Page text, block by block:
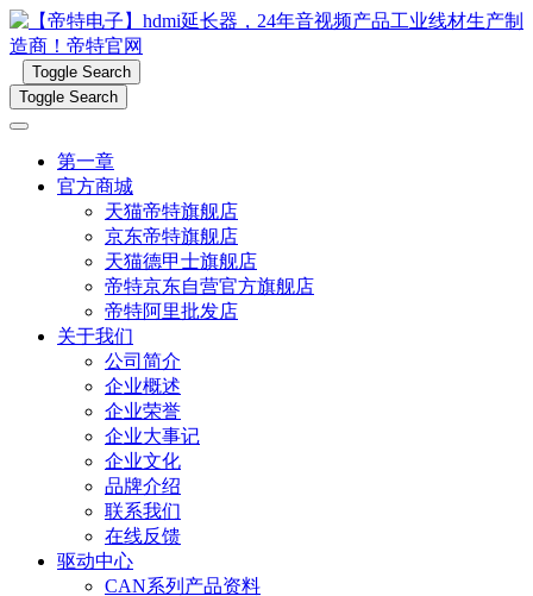
Toggle Search
Toggle Search
第一章
官方商城
天猫帝特旗舰店
京东帝特旗舰店
天猫德甲士旗舰店
帝特京东自营官方旗舰店
帝特阿里批发店
关于我们
公司简介
企业概述
企业荣誉
企业大事记
企业文化
品牌介绍
联系我们
在线反馈
驱动中心
CAN系列产品资料